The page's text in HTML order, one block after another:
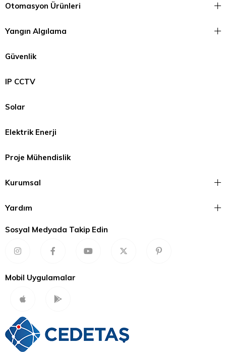
Otomasyon Ürünleri
Yangın Algılama
Güvenlik
IP CCTV
Solar
Elektrik Enerji
Proje Mühendislik
Kurumsal
Yardım
Sosyal Medyada Takip Edin
Mobil Uygulamalar